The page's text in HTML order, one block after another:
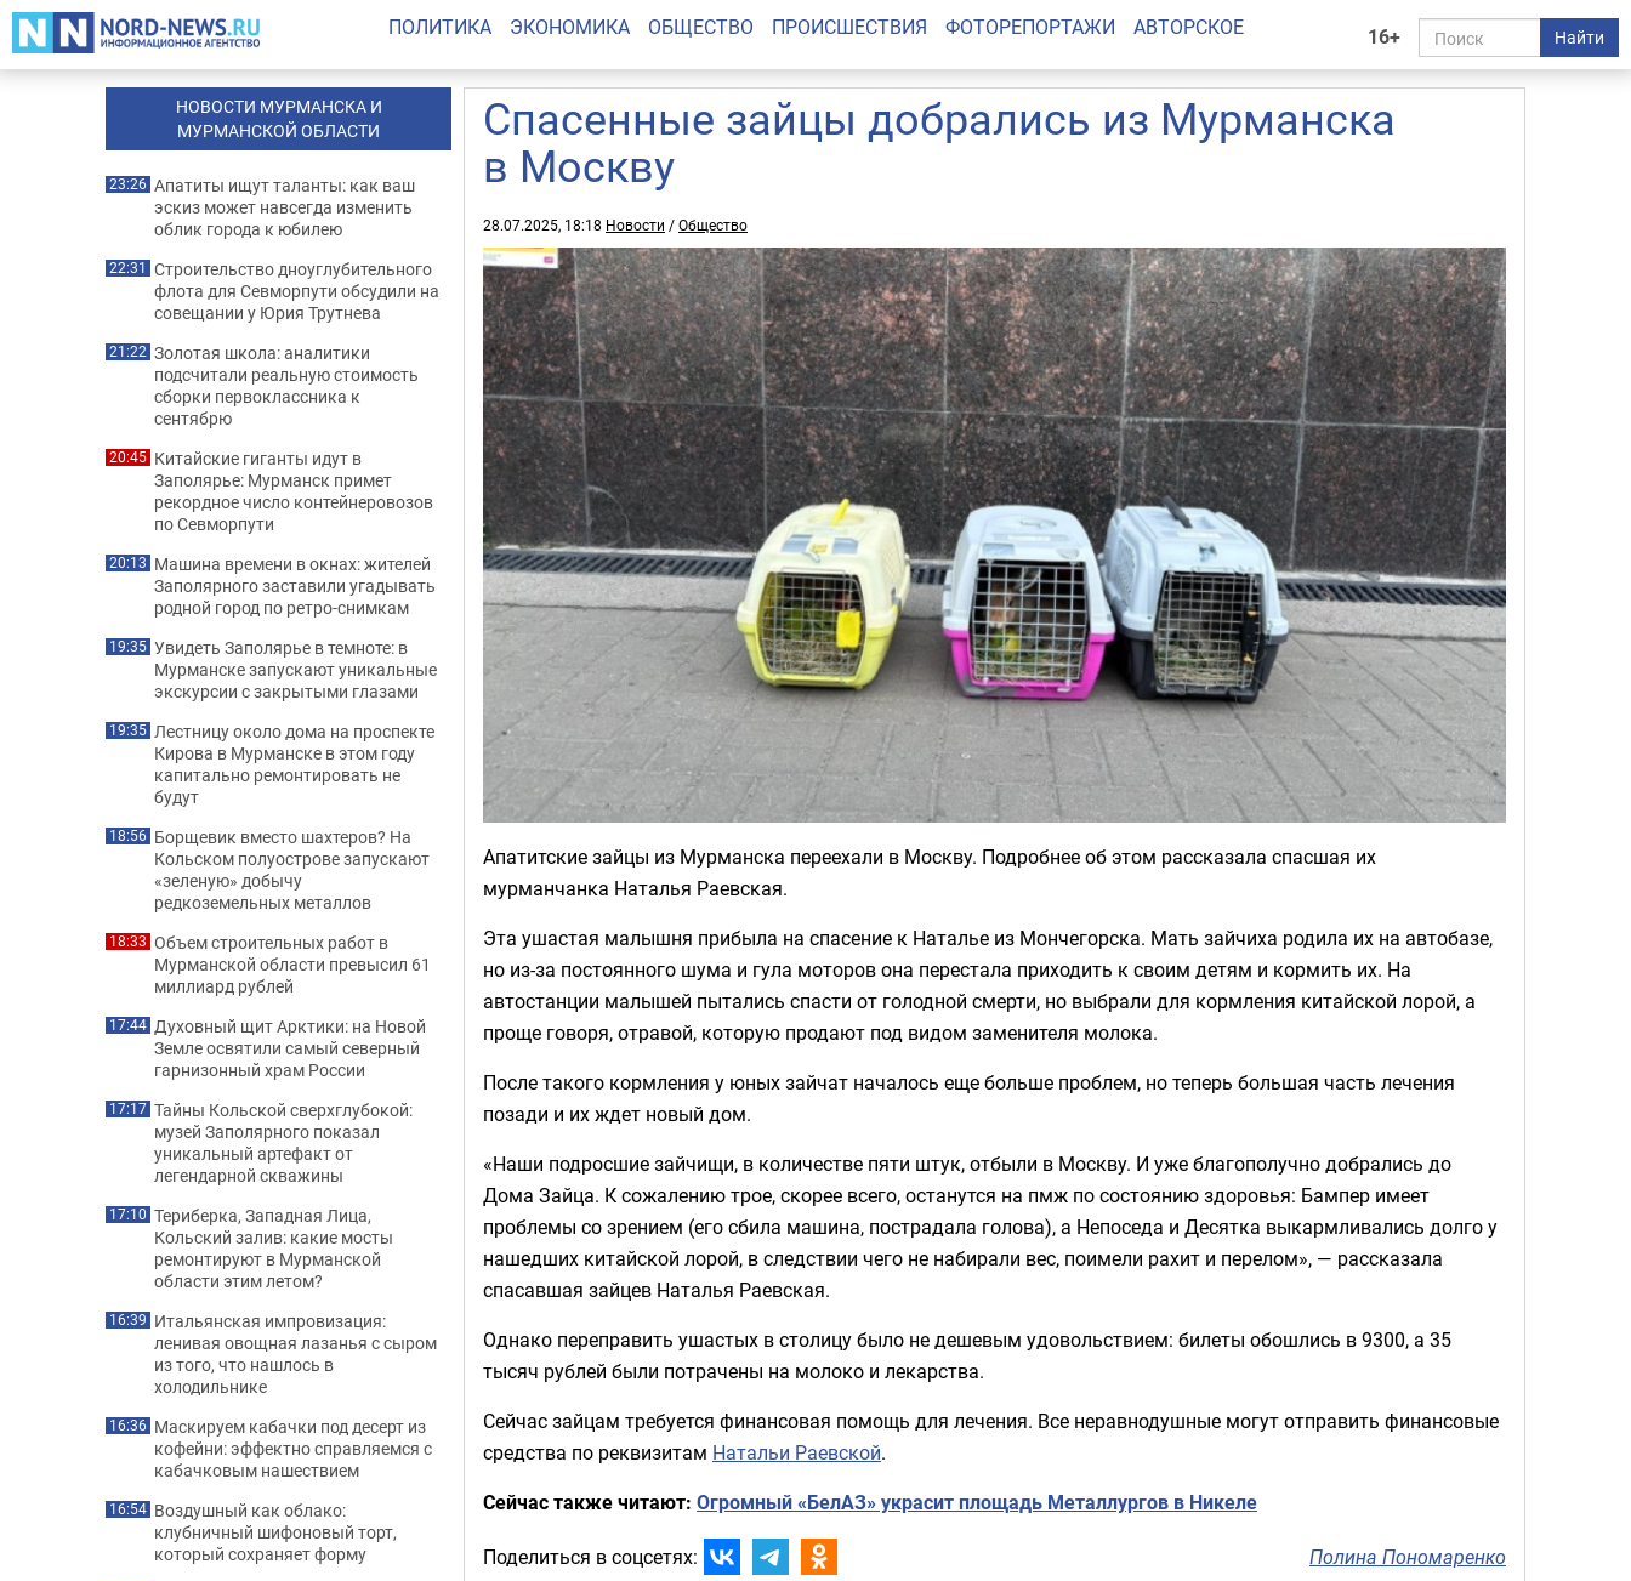
16+ Найти
ПОЛИТИКА ЭКОНОМИКА ОБЩЕСТВО ПРОИСШЕСТВИЯ ФОТОРЕПОРТАЖИ АВТОРСКОЕ
Спасенные зайцы добрались из Мурманска
в Москву
28.07.2025, 18:18 Новости /Общество
Апатитские зайцы из Мурманска переехали в Москву. Подробнее об этом рассказала спасшая их
мурманчанка Наталья Раевская.
Эта ушастая малышня прибыла на спасение к Наталье из Мончегорска. Мать зайчиха родила их на автобазе,
но из-за постоянного шума и гула моторов она перестала приходить к своим детям и кормить их. На
автостанции малышей пытались спасти от голодной смерти, но выбрали для кормления китайской лорой, а
проще говоря, отравой, которую продают под видом заменителя молока.
После такого кормления у юных зайчат началось еще больше проблем, но теперь большая часть лечения
позади и их ждет новый дом.
«Наши подросшие зайчищи, в количестве пяти штук, отбыли в Москву. И уже благополучно добрались до
Дома Зайца. К сожалению трое, скорее всего, останутся на пмж по состоянию здоровья: Бампер имеет
проблемы со зрением (его сбила машина, пострадала голова), а Непоседа и Десятка выкармливались долго у
нашедших китайской лорой, в следствии чего не набирали вес, поимели рахит и перелом», — рассказала
спасавшая зайцев Наталья Раевская.
Однако переправить ушастых в столицу было не дешевым удовольствием: билеты обошлись в 9300, а 35
тысяч рублей были потрачены на молоко и лекарства.
Сейчас зайцам требуется финансовая помощь для лечения. Все неравнодушные могут отправить финансовые
средства по реквизитам Натальи Раевской.
Сейчас также читают: Огромный «БелАЗ» украсит площадь Металлургов в Никеле
Поделиться в соцсетях: Полина Пономаренко
НОВОСТИ МУРМАНСКА И
МУРМАНСКОЙ ОБЛАСТИ
23:26 Апатиты ищут таланты: как ваш
эскиз может навсегда изменить
облик города к юбилею
22:31 Строительство дноуглубительного
флота для Севморпути обсудили на
совещании у Юрия Трутнева
21:22 Золотая школа: аналитики
подсчитали реальную стоимость
сборки первоклассника к
сентябрю
20:45 Китайские гиганты идут в
Заполярье: Мурманск примет
рекордное число контейнеровозов
по Севморпути
20:13 Машина времени в окнах: жителей
Заполярного заставили угадывать
родной город по ретро-снимкам
19:35 Увидеть Заполярье в темноте: в
Мурманске запускают уникальные
экскурсии с закрытыми глазами
19:35 Лестницу около дома на проспекте
Кирова в Мурманске в этом году
капитально ремонтировать не
будут
18:56 Борщевик вместо шахтеров? На
Кольском полуострове запускают
«зеленую» добычу
редкоземельных металлов
18:33 Объем строительных работ в
Мурманской области превысил 61
миллиард рублей
17:44 Духовный щит Арктики: на Новой
Земле освятили самый северный
гарнизонный храм России
17:17 Тайны Кольской сверхглубокой:
музей Заполярного показал
уникальный артефакт от
легендарной скважины
17:10 Териберка, Западная Лица,
Кольский залив: какие мосты
ремонтируют в Мурманской
области этим летом?
16:39 Итальянская импровизация:
ленивая овощная лазанья с сыром
из того, что нашлось в
холодильнике
16:36 Маскируем кабачки под десерт из
кофейни: эффектно справляемся с
кабачковым нашествием
16:54 Воздушный как облако:
клубничный шифоновый торт,
который сохраняет форму